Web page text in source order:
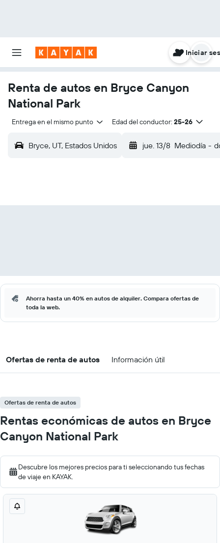
Iniciar
Renta de autos en Bryce Canyon
National Park
Entrega en el mismo punto Edad del conductor: 25-26
Bryce, UT, Estados Unidos jue. 13/8 Mediodía -
Ahorra hasta un 40% en autos de alquiler. Compara ofertas de
toda la web.
Ofertas de renta de autos Información útil
Ofertas de renta de autos
Rentas económicas de autos en Bryce
Canyon National Park
Descubre los mejores precios para ti seleccionando tus fechas
de viaje en KAYAK.